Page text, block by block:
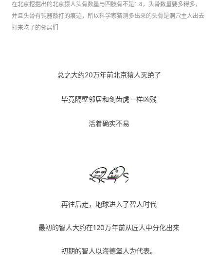
在北京挖掘出的北京猿人头骨数量与四肢骨不是1:4，头骨数量要多得多，
并且头骨有钝器敲打的痕迹，所以科学家猜测多出来的头骨是洞穴主人出去
打来吃了的邻居们
总之大约20万年前北京猿人灭绝了
毕竟隔壁邻居和剑齿虎一样凶残
活着确实不易
再往后走，地球进入了智人时代
最初的智人大约在120万年前从匠人中分化出来
初期的智人以海德堡人为代表。